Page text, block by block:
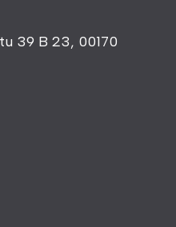
39 B 23, 00170